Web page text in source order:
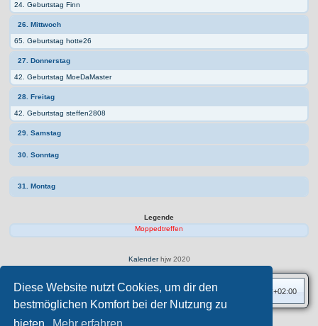
Diese Website nutzt Cookies, um dir den
bestmöglichen Komfort bei der Nutzung zu
24. Geburtstag Finn
26. Mittwoch
65. Geburtstag hotte26
27. Donnerstag
42. Geburtstag MoeDaMaster
28. Freitag
42. Geburtstag steffen2808
29. Samstag
30. Sonntag
31. Montag
Legende
Moppedtreffen
Kalenderhjw 2020
Foren-Übersicht Alle Zeiten sind UTC+02:00